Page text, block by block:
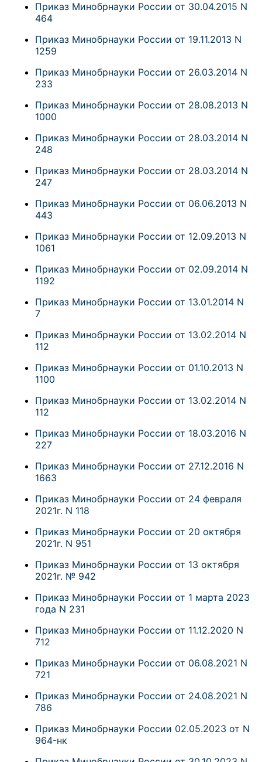
Приказ Минобрнауки России от 30.04.2015 N
464
Приказ Минобрнауки России от 19.11.2013 N
1259
Приказ Минобрнауки России от 26.03.2014 N
233
Приказ Минобрнауки России от 28.08.2013 N
1000
Приказ Минобрнауки России от 28.03.2014 N
248
Приказ Минобрнауки России от 28.03.2014 N
247
Приказ Минобрнауки России от 06.06.2013 N
443
Приказ Минобрнауки России от 12.09.2013 N
1061
Приказ Минобрнауки России от 02.09.2014 N
1192
Приказ Минобрнауки России от 13.01.2014 N
7
Приказ Минобрнауки России от 13.02.2014 N
112
Приказ Минобрнауки России от 01.10.2013 N
1100
Приказ Минобрнауки России от 13.02.2014 N
112
Приказ Минобрнауки России от 18.03.2016 N
227
Приказ Минобрнауки России от 27.12.2016 N
1663
Приказ Минобрнауки России от 24 февраля
2021г. N 118
Приказ Минобрнауки России от 20 октября
2021г. N 951
Приказ Минобрнауки России от 13 октября
2021г. № 942
Приказ Минобрнауки России от 1 марта 2023
года N 231
Приказ Минобрнауки России от 11.12.2020 N
712
Приказ Минобрнауки России от 06.08.2021 N
721
Приказ Минобрнауки России от 24.08.2021 N
786
Приказ Минобрнауки России 02.05.2023 от N
964-нк